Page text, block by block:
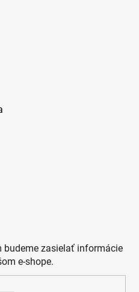
budeme zasielať informácie
e-shope.